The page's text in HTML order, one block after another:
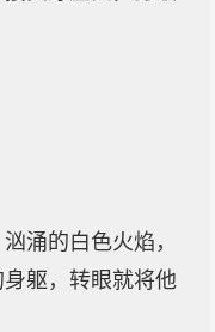
涌的白色火焰，
躯，转眼就将他